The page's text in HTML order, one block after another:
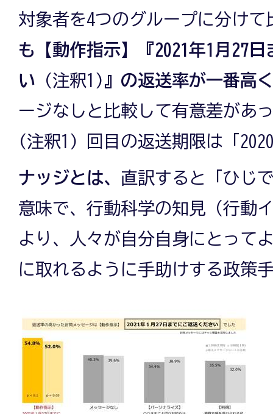
対象者を4つのグループに分けて
も【動作指示】『2021年1月27
い
(注釈1)』の返送率が一番高
ージなしと比較して有意差があ
(注釈1) 回目の返送期限は「
ナッジとは、 直訳すると「ひじ
意味で、行動科学の知見（行動
より、人々が自分自身にとって
に取れるように手助けする政策